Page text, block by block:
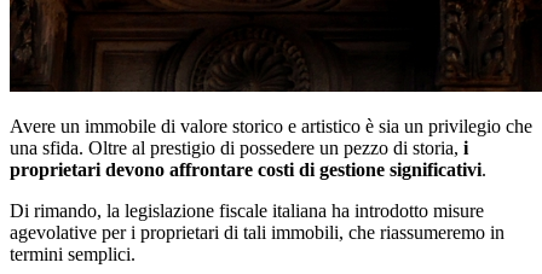
Avere un immobile di valore storico e artistico è sia un privilegio che
una sfida. Oltre al prestigio di possedere un pezzo di storia, i
proprietari devono affrontare costi di gestione significativi.
Di rimando, la legislazione fiscale italiana ha introdotto misure
agevolative per i proprietari di tali immobili, che riassumeremo in
termini semplici.